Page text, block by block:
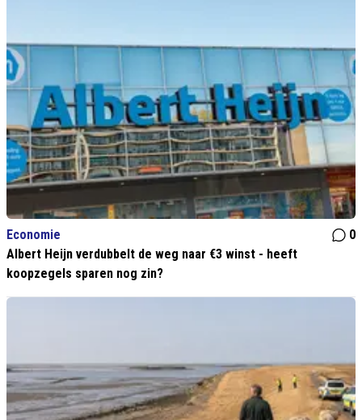
Economie
0
Albert Heijn verdubbelt de weg naar €3 winst - heeft
koopzegels sparen nog zin?